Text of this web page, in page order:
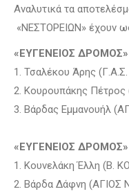
Αναλυτικά τα
«ΝΕΣΤΟΡΕΙΩΝ» έχουν
«ΕΥΓΕΝΕΙΟΣ
1. Τσαλέκου Άρης
2. Κουρουπάκης
3. Βάρδας Εμμανουήλ
«ΕΥΓΕΝΕΙΟΣ
1. Κουνελάκη Έλλη (Β.
2. Βάρδα Δάφνη (ΑΓΙΟΣ